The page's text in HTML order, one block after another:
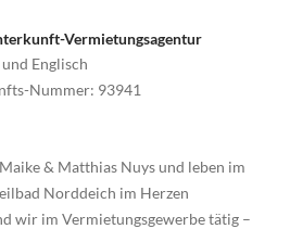
Vermietungsagentur
Englisch
Nummer: 93941
& Matthias Nuys und leben im
Norddeich im Herzen
wir im Vermietungsgewerbe tätig –